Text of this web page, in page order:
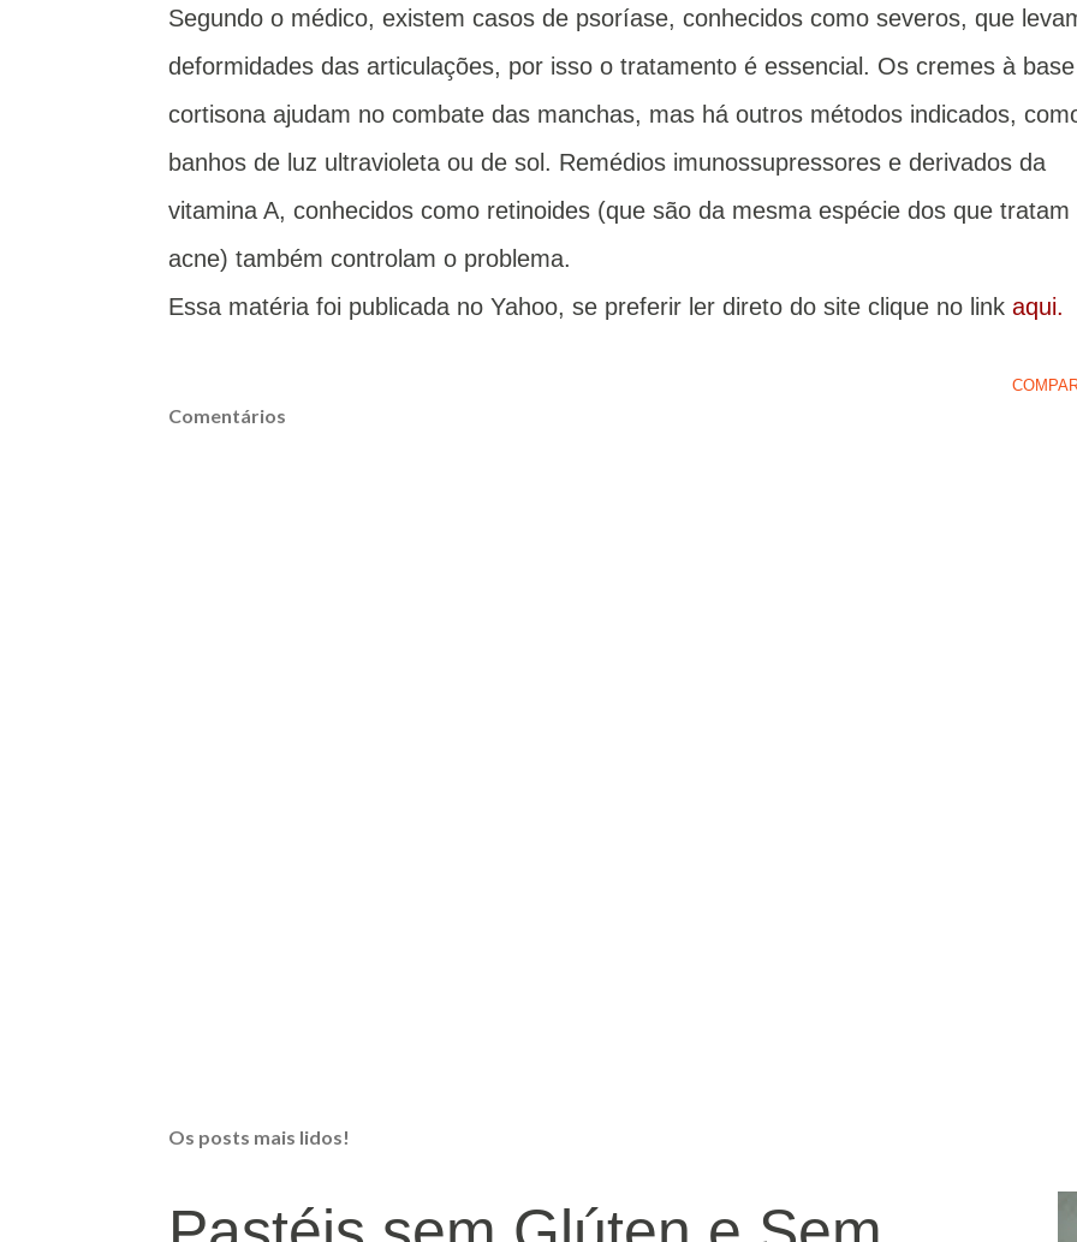
Segundo o médico, existem casos de psoríase, conhecidos como severos, que
deformidades das articulações, por isso o tratamento é essencial. Os cremes à
cortisona ajudam no combate das manchas, mas há outros métodos indicados,
banhos de luz ultravioleta ou de sol. Remédios imunossupressores e derivados da
vitamina A, conhecidos como retinoides (que são da mesma espécie dos que tratam
acne) também controlam o problema.
Essa matéria foi publicada no Yahoo, se preferir ler direto do site clique no link aqui.
Comentários
Os posts mais lidos!